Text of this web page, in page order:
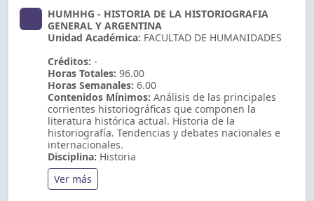
HUMHHG - HISTORIA DE LA HISTORIOGRAFIA
GENERAL Y ARGENTINA
Unidad Académica: FACULTAD DE HUMANIDADES
Créditos: -
Horas Totales: 96.00
Horas Semanales: 6.00
Contenidos Mínimos: Análisis de las principales
corrientes historiográficas que componen la
literatura histórica actual. Historia de la
historiografía. Tendencias y debates nacionales e
internacionales.
Disciplina: Historia
Ver más